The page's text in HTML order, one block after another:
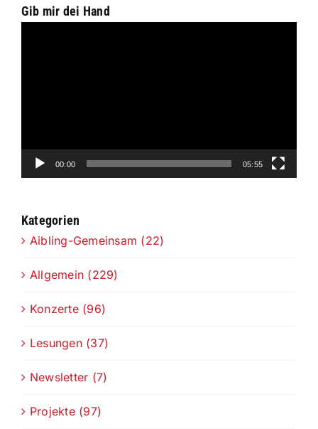
Gib mir dei Hand
00:00 05:55
Kategorien
Aibling-Gemeinsam (22)
Allgemein (229)
Konzerte (96)
Lesungen (37)
Newsletter (7)
Projekte (97)